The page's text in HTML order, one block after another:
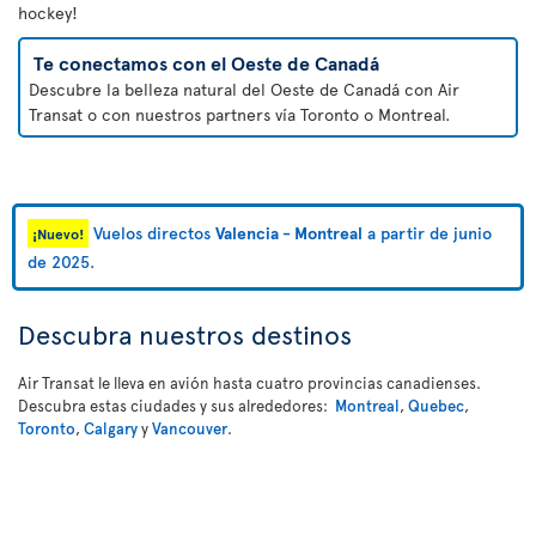
hockey!
Te conectamos con el Oeste de Canadá
Descubre la belleza natural del Oeste de Canadá con Air
Transat o con nuestros partners vía Toronto o Montreal.
¡Nuevo! Vuelos directos Valencia - Montreal a partir de junio
de 2025.
Descubra nuestros destinos
Air Transat le lleva en avión hasta cuatro provincias canadienses.
Descubra estas ciudades y sus alrededores: Montreal, Quebec,
Toronto, CalgaryyVancouver.